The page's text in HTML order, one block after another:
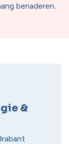
benaderen.
&